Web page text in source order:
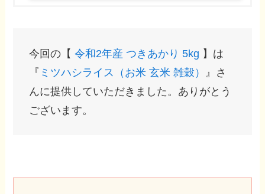
今回の【 令和2年産 つきあかり 5kg 】は
『 ミツハシライス（お米 玄米 雑穀）
』さ
んに提供していただきました。ありがとう
ございます。